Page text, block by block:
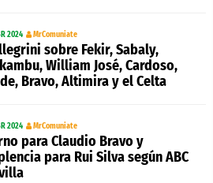
2024 MrComuniate
sobre Fekir, Sabaly,
William José, Cardoso,
Bravo, Altimira y el Celta
2024 MrComuniate
para Claudio Bravo y
para Rui Silva según ABC